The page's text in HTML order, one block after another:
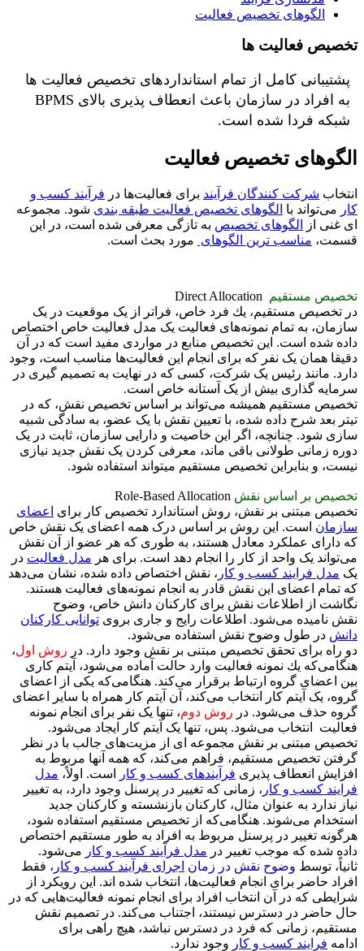
الگوهای تخصیص فعالیت
تخصیص فعالیت ها
پشتیبانی کامل از تمام استانداردهای تخصیص فعالیت ها
به افراد در سازمان باعث انعطاف پذیری بالای BPMS
شبکه فردا شده است.
الگوهای تخصیص فعالیت
انتخاب شرکت کنندگان فرآیند برای فعالیت‌ها در فرآیند کسب و
کار می‌تواند با الگوهای تخصیص فعالیت طبقه بندی شود. مجموعه
ای غنی از
الگوهای تخصیص به تازگی معرفی شده است، در این
قسمت، مناسب ترین الگوهای مورد بحث است.
تخصیص مستقیم
در تخصیص مستقیم، یك فرد خاص، فراتر از یک موقعیت در یک
سازمان، به تمام نمونه‌های فعالیت یک مدل فعالیت خاص اختصاص
داده شده است. این تخصیص منابع در مواردی مفید است که در آن
دقیقا همان یک نفر که برای انجام این فعالیت‌ها مناسب است، وجود
دارد. مانند رئیس یک شرکت، كسی که در نهایت به تصمیم گیری در
سرمایه گذاری بیش از یک آستانه خاص است.
تخصیص مستقیم همیشه می‌تواند بر اساس تخصیص نقش، که در
تیتر بعد شرح داده شده، با تعیین نقش با یک عضو، به سادگی شبیه
سازی شود. چنانچه، اگر این خاصیت و دارایی سازمان، ثابت در یک
دوره زمانی طولانی باقی ماند، معرفی کردن یک نقش جدید نیازی
نیست، و بنابراین تخصیص مستقیم میتواند استفاده شود.
تخصیص بر اساس نقش Role-Based Allocation
تخصیص مبتنی بر نقش، روش استاندارد تخصیص کار برای
اعضای
سازمان است. این روش بر اساس درک همه اعضای یک نقش خاص
که دارای عملکرد معادل هستند، به طوری که هر عضو از آن نقش
می‌تواند یک واحد از کار را انجام دهد است. برای هر مدل فعالیت در
یک مدل فرایند کسب و کار ، نقش اختصاص داده شده، نشان می‌دهد
که تمام اعضای این نقش قادر به انجام نمونه‌های فعالیت هستند.
نگاشت از اطلاعات نقش برای كاركنان دانش خاص، وضوح
نقش نامیده می‌شود. اطلاعات رایج و جاری بروی توانایی كاركنان
دانش در طول وضوح نقش استفاده می‌شود.
دو راه برای تحقق تخصیص مبتنی بر نقش وجود دارد. در روش اول،
هنگامی‌که یك نمونه فعالیت وارد حالت آماده می‌شود، آیتم كاری
بین اعضای گروه ارتباط برقرار می‌كند. هنگامی‌که یکی از اعضای
گروه، یک آیتم کار انتخاب می‌كند، آن آیتم کار همراه با سایر اعضای
گروه حذف می‌شود. در روش دوم، تنها یک نفر برای انجام نمونه
فعالیت انتخاب می‌شود. پس، تنها یک آیتم کار ایجاد می‌شود.
تخصیص مبتنی بر نقش مجموعه ای از مزیت‌های جالب با در نظر
گرفتن تخصیص مستقیم، فراهم می‌کند، که همه آنها مربوط به
افزایش انعطاف پذیری فرآیندهای کسب و کار است. اولاً، مدل
فرایند کسب و کار ، زمانی که تغییر در پرسنل وجود دارد، به تغییر
نیاز ندارد به عنوان مثال، کارکنان بازنشسته و کارکنان جدید
استخدام می‌شوند. هنگامی‌که از تخصیص مستقیم استفاده شود،
هرگونه تغییر در پرسنل مربوط به افراد به طور مستقیم اختصاص
داده شده که موجب تغییر در مدل فرآیند کسب و کار می‌شود.
ثانیاً، توسط وضوح نقش در زمان اجرای فرآیند کسب و کار ، فقط
افراد حاضر برای انجام فعالیت‌ها، انتخاب شده اند. این رویکرد از
شرایطی که در آن انتخاب افراد برای انجام نمونه فعالیت‌هایی که در
حال حاضر در دسترس نیستند، اجتناب می‌كند. در تصمیم نقش
مستقیم، زمانی که فرد در دسترس نباشد، هیچ راهی برای
ادامه فرایند کسب و کار وجود ندارد.